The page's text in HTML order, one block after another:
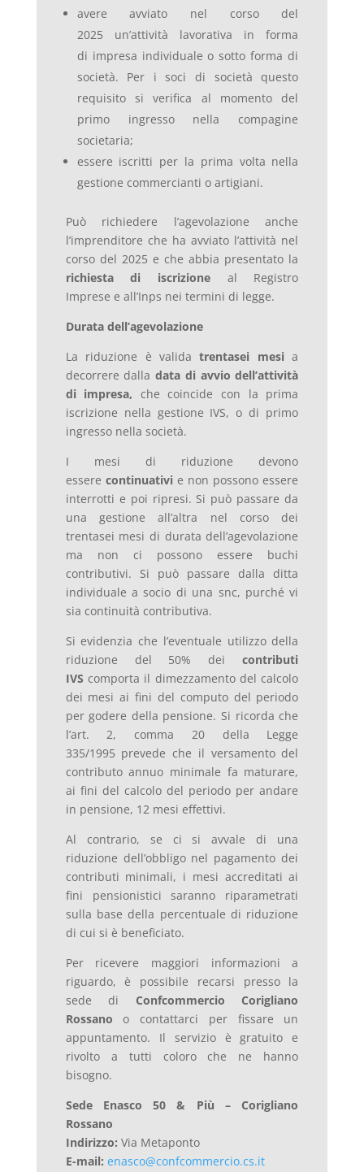
avere avviato nel corso del
2025 un’attività lavorativa in forma
di impresa individuale o sotto forma di
società. Per i soci di società questo
requisito si verifica al momento del
primo ingresso nella compagine
societaria;
essere iscritti per la prima volta nella
gestione commercianti o artigiani.
Può richiedere l’agevolazione anche
l’imprenditore che ha avviato l’attività nel
corso del 2025 e che abbia presentato la
richiesta di iscrizione al Registro
Imprese e all’Inps nei termini di legge.
Durata dell’agevolazione
La riduzione è validatrentasei mesia
decorrere dalladata di avvio dell’attività
di impresa, che coincide con la prima
iscrizione nella gestione IVS, o di primo
ingresso nella società.
I mesi di riduzione devono
essere continuativi e non possono essere
interrotti e poi ripresi. Si può passare da
una gestione all’altra nel corso dei
trentasei mesi di durata dell’agevolazione
ma non ci possono essere buchi
contributivi. Si può passare dalla ditta
individuale a socio di una snc, purché vi
sia continuità contributiva.
Si evidenzia che l’eventuale utilizzo della
riduzione del 50% deicontributi
IVS comporta il dimezzamento del calcolo
dei mesi ai fini del computo del periodo
per godere della pensione. Si ricorda che
l’art. 2, comma 20 della Legge
335/1995 prevede che il versamento del
contributo annuo minimale fa maturare,
ai fini del calcolo del periodo per andare
in pensione, 12 mesi effettivi.
Al contrario, se ci si avvale di una
riduzione dell’obbligo nel pagamento dei
contributi minimali, i mesi accreditati ai
fini pensionistici saranno riparametrati
sulla base della percentuale di riduzione
di cui si è beneficiato.
Per ricevere maggiori informazioni a
riguardo, è possibile recarsi presso la
sede di Confcommercio Corigliano
Rossano
o contattarci per fissare un
appuntamento. Il servizio ègratuito e
rivolto a tutti coloro che ne hanno
bisogno.
Sede Enasco 50 & Più – Corigliano
Rossano
Indirizzo: Via Metaponto
E-mail: enasco@confcommercio.cs.it